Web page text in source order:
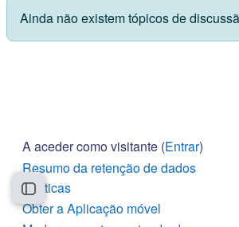
Abrir índice da disciplina
Ainda não existem tópicos de
A aceder como visitante (Entrar)
Resumo da retenção de dados
Políticas
Obter a Aplicação móvel